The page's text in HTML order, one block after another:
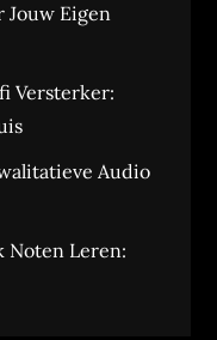
Jouw Eigen
Versterker:
Audio
Noten Leren: